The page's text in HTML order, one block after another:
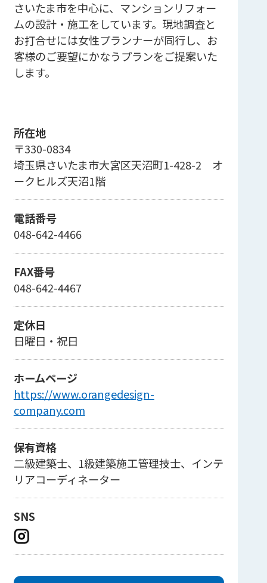
さいたま市を中心に、マンションリフォー
ムの設計・施工をしています。現地調査と
お打合せには女性プランナーが同行し、お
客様のご要望にかなうプランをご提案いた
します。
所在地
〒330-0834
埼玉県さいたま市大宮区天沼町1-428-2 オ
ークヒルズ天沼1階
電話番号
048-642-4466
FAX番号
048-642-4467
定休日
日曜日・祝日
ホームページ
https://www.orangedesign-
company.com
保有資格
二級建築士、1級建築施工管理技士、インテ
リアコーディネーター
SNS